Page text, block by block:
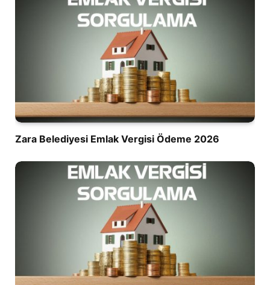
Zara Belediyesi Emlak Vergisi Ödeme 2026